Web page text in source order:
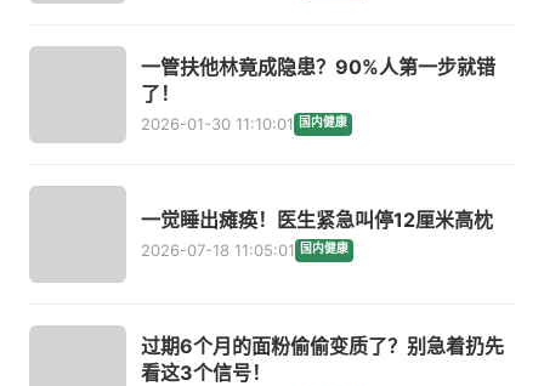
一管扶他林竟成隐患？90%人第一步就错
了！
2026-01-30 11:10:01 国内健康
一觉睡出瘫痪！医生紧急叫停12厘米高枕
2026-07-18 11:05:01 国内健康
过期6个月的面粉偷偷变质了？别急着扔先
看这3个信号！